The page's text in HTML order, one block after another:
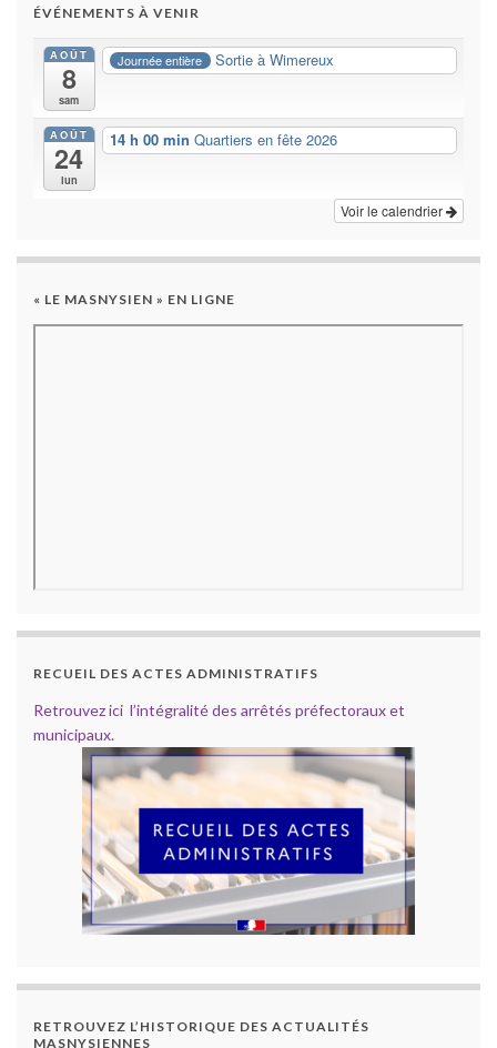
ÉVÉNEMENTS À VENIR
AOÛT
8
sam
Journée entière Sortie à Wimereux
AOÛT
24
lun
14 h 00 min Quartiers en fête 2026
Voir le calendrier
« LE MASNYSIEN » EN LIGNE
RECUEIL DES ACTES ADMINISTRATIFS
Retrouvez ici l’intégralité des arrêtés préfectoraux et
municipaux.
RETROUVEZ L’HISTORIQUE DES ACTUALITÉS
MASNYSIENNES